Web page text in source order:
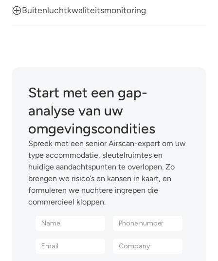
Buitenluchtkwaliteitsmonitoring
Start met een gap-
analyse van uw
omgevingscondities
Spreek met een senior Airscan-expert om uw
type accommodatie, sleutelruimtes en
huidige aandachtspunten te overlopen. Zo
brengen we risico’s en kansen in kaart, en
formuleren we nuchtere ingrepen die
commercieel kloppen.